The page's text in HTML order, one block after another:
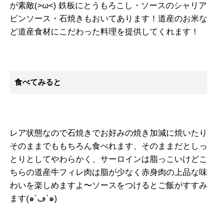
が素敵(>ω<) 鉄板にとうもろこし・ソースのシャリア
ピンソース・石焼きもおいてあります！道産のお米な
ど道産食材にこだわった料理を提供してくれます！
食べてみると
レア状態なので石焼きでお好みの焼き加減に焼いたり
そのままでももちろん食べれます、そのままだとしっ
とりとしてやわらかく、サーロインは脂っこいけどこ
ちらの道産牛フィレ肉は脂が少なく赤身肉の上品な味
わいを楽しめますよ〜ソースをつけるとご飯がすすみ
ます(๑´ڡ`๑)